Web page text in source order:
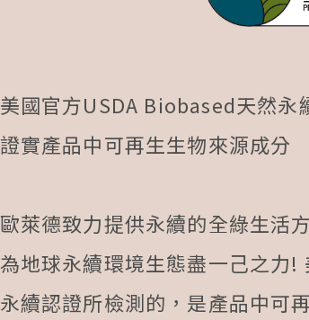
美國官方USDA Biobased天然永
證實產品中可再生生物來源成分
歐萊德致力提供永續的全綠生活
為地球永續環境生態盡一己之力
永續認證所檢測的，是產品中可